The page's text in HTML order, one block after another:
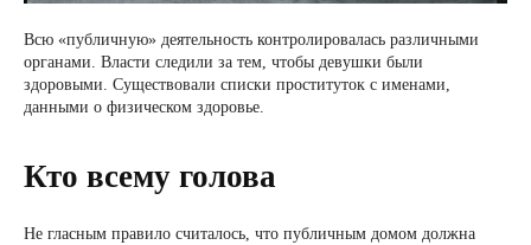
Всю «публичную» деятельность контролировалась различными
органами. Власти следили за тем, чтобы девушки были
здоровыми. Существовали списки проституток с именами,
данными о физическом здоровье.
Кто всему голова
Не гласным правило считалось, что публичным домом должна